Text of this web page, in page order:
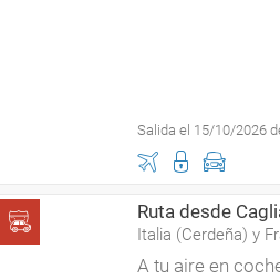
Salida el 15/10/2026
Ruta desde
Italia (Cerdeña) y
A tu aire en